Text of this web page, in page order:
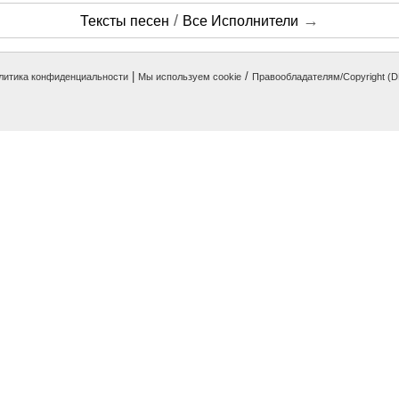
Тексты песен / Все Исполнители →
конфиденциальности Мы используем cookie / Правообладателям/Copyright